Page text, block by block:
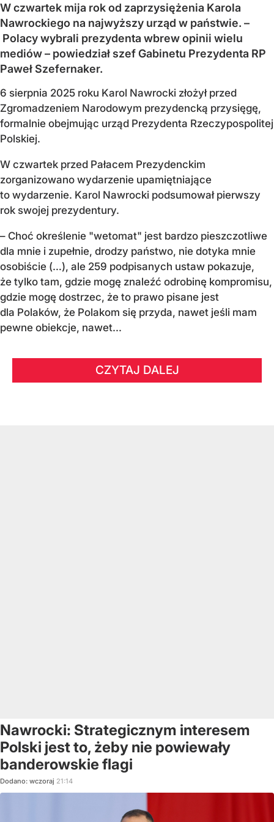
W czwartek mija rok od zaprzysiężenia Karola
Nawrockiego na najwyższy urząd w państwie. –
Polacy wybrali prezydenta wbrew opinii wielu
mediów – powiedział szef Gabinetu Prezydenta RP
Paweł Szefernaker.
6 sierpnia 2025 roku Karol Nawrocki złożył przed
Zgromadzeniem Narodowym prezydencką przysięgę,
formalnie obejmując urząd Prezydenta Rzeczypospolitej
Polskiej.
W czwartek przed Pałacem Prezydenckim
zorganizowano wydarzenie upamiętniające
to wydarzenie. Karol Nawrocki podsumował pierwszy
rok swojej prezydentury.
– Choć określenie "wetomat" jest bardzo pieszczotliwe
dla mnie i zupełnie, drodzy państwo, nie dotyka mnie
osobiście (…), ale 259 podpisanych ustaw pokazuje,
że tylko tam, gdzie mogę znaleźć odrobinę kompromisu,
gdzie mogę dostrzec, że to prawo pisane jest
dla Polaków, że Polakom się przyda, nawet jeśli mam
pewne obiekcje, nawet...
CZYTAJ DALEJ
Nawrocki: Strategicznym interesem
Polski jest to, żeby nie powiewały
banderowskie flagi
Dodano: wczoraj 21:14